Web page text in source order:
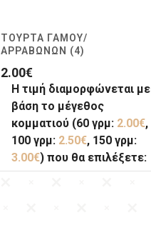
ΤΟΎΡΤΑ ΓΆΜΟΥ/
ΑΡΡΑΒΏΝΩΝ (4)
2.00€
Η τιμή διαμορφώνεται με
βάση το μέγεθος
κομματιού (60 γρμ: 2.00€,
100 γρμ: 2.50€, 150 γρμ:
3.00€) που θα επιλέξετε: